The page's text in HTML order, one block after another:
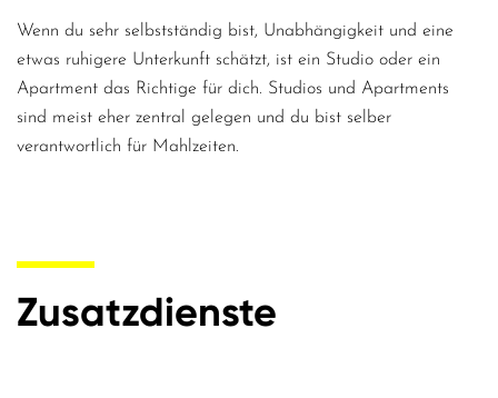
Wenn du sehr selbstständig bist, Unabhängigkeit und eine
etwas ruhigere Unterkunft schätzt, ist ein Studio oder ein
Apartment das Richtige für dich. Studios und Apartments
sind meist eher zentral gelegen und du bist selber
verantwortlich für Mahlzeiten.
Zusatzdienste